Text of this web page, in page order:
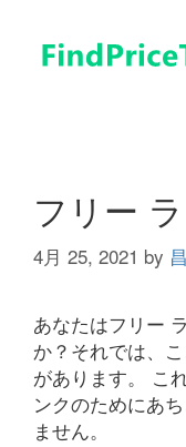
フリー
4月 25, 2021 by
あなたはフリー
か？それでは、
があります。 こ
ンクのためにあ
ません。